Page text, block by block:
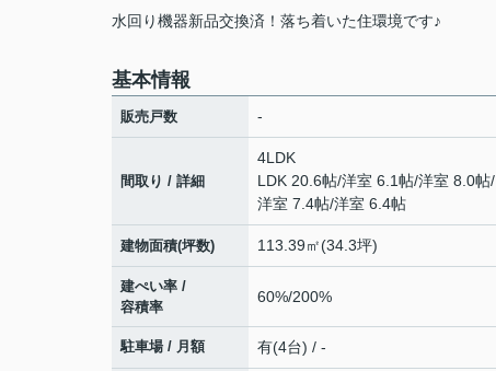
水回り機器新品交換済！落ち着いた住環境です♪
基本情報
販売戸数 -
間取り / 詳細
4LDK
LDK 20.6帖/洋室 6.1帖/洋室 8.0帖/
洋室 7.4帖/洋室 6.4帖
建物面積(坪数) 113.39㎡(34.3坪)
建ぺい率 /
容積率
60%/200%
駐車場 / 月額 有(4台) / -